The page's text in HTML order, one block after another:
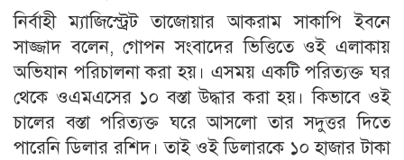
নির্বাহী ম্যাজিস্ট্রেট তাজোয়ার আকরাম সাকাপি ইবনে
সাজ্জাদ বলেন, গোপন সংবাদের ভিত্তিতে ওই এলাকায়
অভিযান পরিচালনা করা হয়। এসময় একটি পরিত্যক্ত ঘর
থেকে ওএমএসের ১০ বস্তা উদ্ধার করা হয়। কিভাবে ওই
চালের বস্তা পরিত্যক্ত ঘরে আসলো তার সদুত্তর দিতে
পারেনি ডিলার রশিদ। তাই ওই ডিলারকে ১০ হাজার টাকা